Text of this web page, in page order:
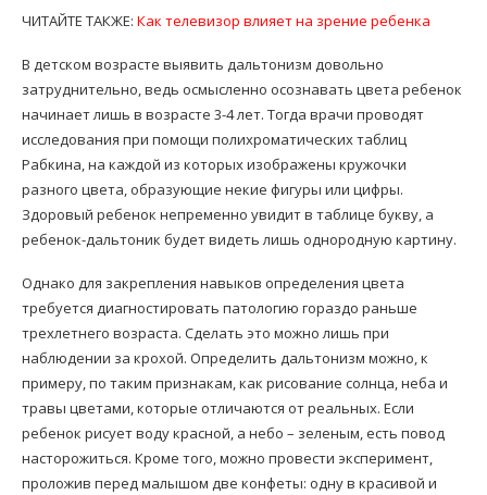
ЧИТАЙТЕ ТАКЖЕ: Как телевизор влияет на зрение ребенка
В детском возрасте выявить дальтонизм довольно
затруднительно, ведь осмысленно осознавать цвета ребенок
начинает лишь в возрасте 3-4 лет. Тогда врачи проводят
исследования при помощи полихроматических таблиц
Рабкина, на каждой из которых изображены кружочки
разного цвета, образующие некие фигуры или цифры.
Здоровый ребенок непременно увидит в таблице букву, а
ребенок-дальтоник будет видеть лишь однородную картину.
Однако для закрепления навыков определения цвета
требуется диагностировать патологию гораздо раньше
трехлетнего возраста. Сделать это можно лишь при
наблюдении за крохой. Определить дальтонизм можно, к
примеру, по таким признакам, как рисование солнца, неба и
травы цветами, которые отличаются от реальных. Если
ребенок рисует воду красной, а небо – зеленым, есть повод
насторожиться. Кроме того, можно провести эксперимент,
проложив перед малышом две конфеты: одну в красивой и